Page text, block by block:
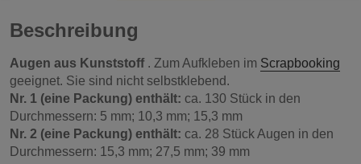
Beschreibung
Augen aus Kunststoff. Zum Aufkleben im Scrapbooking
geeignet. Sie sind nicht selbstklebend.
Nr. 1 (eine Packung) enthält: ca. 130 Stück in den
Durchmessern: 5 mm; 10,3 mm; 15,3 mm
Nr. 2 (eine Packung) enthält: ca. 28 Stück Augen in den
Durchmessern: 15,3 mm; 27,5 mm; 39 mm